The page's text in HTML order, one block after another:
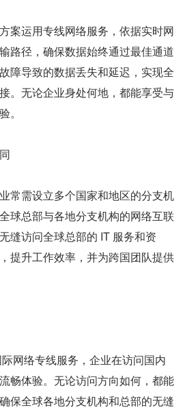
案运用专线网络服务，依据实时网
路径，确保数据始终通过最佳通道
障导致的数据丢失和延迟，实现全
。无论企业身处何地，都能享受与
。
常需设立多个国家和地区的分支机
球总部与各地分支机构的网络互联
缝访问全球总部的 IT 服务和资
提升工作效率，并为跨国团队提供
网络专线服务，企业在访问国内
畅体验。无论访问方向如何，都能
保全球各地分支机构和总部的无缝